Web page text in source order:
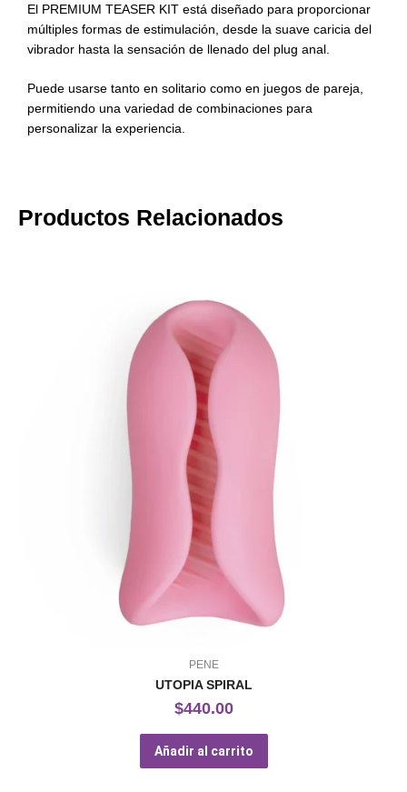
El PREMIUM TEASER KIT está diseñado para proporcionar
múltiples formas de estimulación, desde la suave caricia del
vibrador hasta la sensación de llenado del plug anal.
Puede usarse tanto en solitario como en juegos de pareja,
permitiendo una variedad de combinaciones para
personalizar la experiencia.
Productos Relacionados
PENE
UTOPIA SPIRAL
$440.00
Añadir al carrito